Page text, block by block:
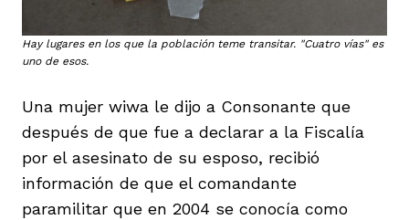
Hay lugares en los que la población teme transitar. "Cuatro vías" es
uno de esos.
Una mujer wiwa le dijo a Consonante que
después de que fue a declarar a la Fiscalía
por el asesinato de su esposo, recibió
información de que el comandante
paramilitar que en 2004 se conocía como